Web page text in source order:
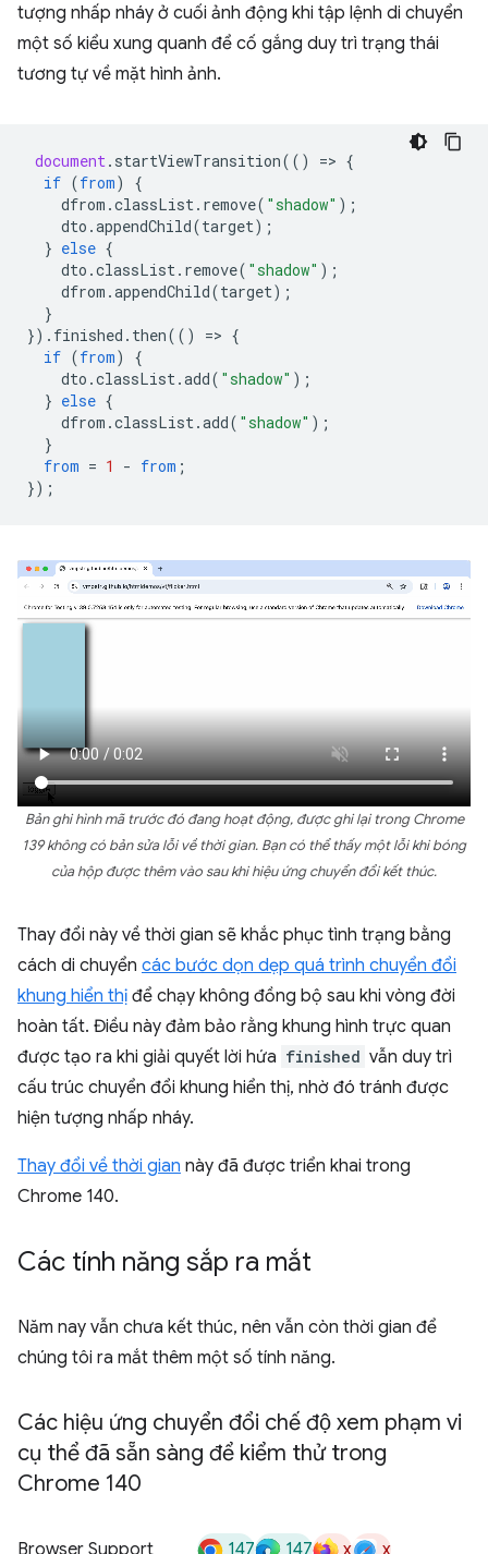
tượng nhấp nháy ở cuối ảnh động khi tập lệnh di chuyển
một số kiểu xung quanh để cố gắng duy trì trạng thái
tương tự về mặt hình ảnh.
document. startViewTransition(() => {
if (from)
{
dfrom .classList. remove( "shadow" );
dto .appendChild(target);
} else {
dto .classList. remove( "shadow" );
dfrom .appendChild(target);
}
}). finished . then(() => {
if (from)
{
dto .classList.add( "shadow" );
} else {
dfrom .classList.add( "shadow" );
}
from = 1 - from ;
});
Bản ghi hình mã trước đó đang hoạt động, được ghi lại trong Chrome
139 không có bản sửa lỗi về thời gian. Bạn có thể thấy một lỗi khi bóng
của hộp được thêm vào sau khi hiệu ứng chuyển đổi kết thúc.
Thay đổi này về thời gian sẽ khắc phục tình trạng bằng
cách di chuyển các bước dọn dẹp quá trình chuyển đổi
khung hiển thị để chạy không đồng bộ sau khi vòng đời
hoàn tất. Điều này đảm bảo rằng khung hình trực quan
được tạo ra khi giải quyết lời hứa finished vẫn duy trì
cấu trúc chuyển đổi khung hiển thị, nhờ đó tránh được
hiện tượng nhấp nháy.
Thay đổi về thời gian này đã được triển khai trong
Chrome 140.
Các tính năng sắp ra mắt
Năm nay vẫn chưa kết thúc, nên vẫn còn thời gian để
chúng tôi ra mắt thêm một số tính năng.
Các hiệu ứng chuyển đổi chế độ xem phạm vi
cụ thể đã sẵn sàng để kiểm thử trong
Chrome 140
Browser Support 147 147 x x